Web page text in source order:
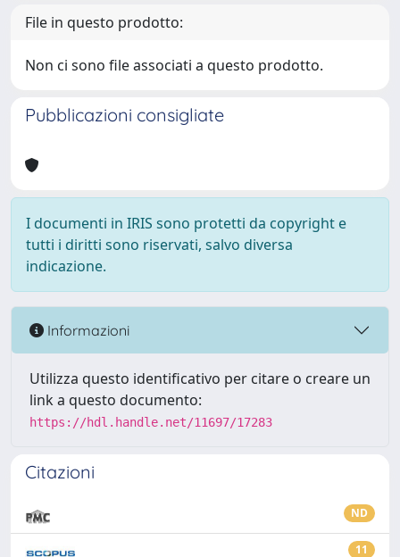
File in questo prodotto:
Non ci sono file associati a questo prodotto.
Pubblicazioni consigliate
I documenti in IRIS sono protetti da copyright e
tutti i diritti sono riservati, salvo diversa
indicazione.
Informazioni
Utilizza questo identificativo per citare o creare un
link a questo documento:
https://hdl.handle.net/11697/17283
Citazioni
ND
11